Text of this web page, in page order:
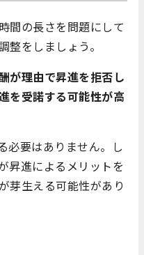
間の長さを問題にして
整をしましょう。
が理由で昇進を拒否し
を受諾する可能性が高
必要はありません。し
昇進によるメリットを
芽生える可能性があり